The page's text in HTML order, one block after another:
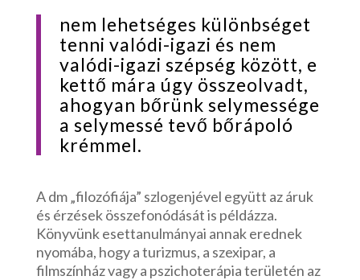
nem lehetséges különbséget
tenni valódi-igazi és nem
valódi-igazi szépség között, e
kettő mára úgy összeolvadt,
ahogyan bőrünk selymessége
a selymessé tevő bőrápoló
krémmel.
A dm „filozófiája” szlogenjével együtt az áruk
és érzések összefonódását is példázza.
Könyvünk esettanulmányai annak erednek
nyomába, hogy a turizmus, a szexipar, a
filmszínház vagy a pszichoterápia területén az